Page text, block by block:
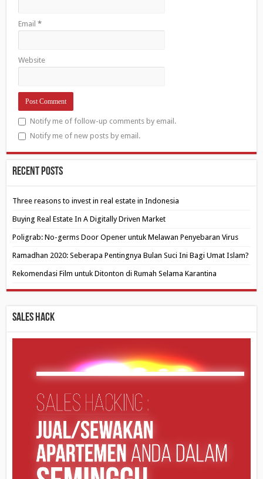
Email*
Website
Notify me of follow-up comments by email.
Notify me of new posts by email.
Recent Posts
Three reasons to invest in real estate in Indonesia
Buying Real Estate In A Digitally Driven Market
Poligrab: No-germs Door Opener untuk Melawan Penyebaran Virus
Ramadhan 2020: Seberapa Pentingnya Bulan Suci Ini Bagi Umat Islam?
Rekomendasi Film untuk Ditonton di Rumah Selama Karantina
Sales Hack